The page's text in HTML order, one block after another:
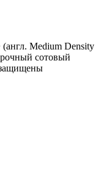
Medium Density
сотовый